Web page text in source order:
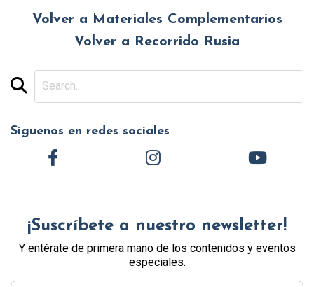
Volver a Materiales Complementarios
Volver a Recorrido Rusia
Síguenos en redes sociales
¡Suscríbete a nuestro newsletter!
Y entérate de primera mano de los contenidos y eventos
especiales.